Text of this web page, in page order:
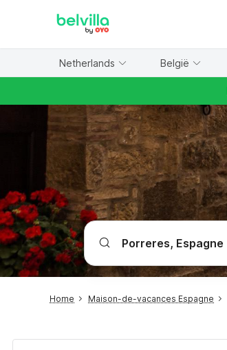
Netherlands België
Home Maison-de-vacances Espagne